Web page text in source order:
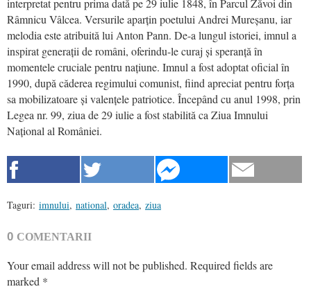
interpretat pentru prima dată pe 29 iulie 1848, în Parcul Zăvoi din
Râmnicu Vâlcea. Versurile aparțin poetului Andrei Mureșanu, iar
melodia este atribuită lui Anton Pann. De-a lungul istoriei, imnul a
inspirat generații de români, oferindu-le curaj și speranță în
momentele cruciale pentru națiune. Imnul a fost adoptat oficial în
1990, după căderea regimului comunist, fiind apreciat pentru forța
sa mobilizatoare și valențele patriotice. Începând cu anul 1998, prin
Legea nr. 99, ziua de 29 iulie a fost stabilită ca Ziua Imnului
Național al României.
Taguri: imnului, national, oradea, ziua
0 COMENTARII
Your email address will not be published. Required fields are
marked *